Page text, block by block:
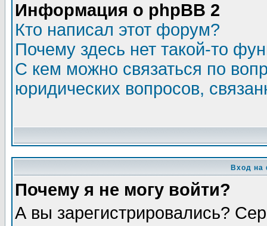
Информация о phpBB 2
Кто написал этот форум?
Почему здесь нет такой-то
С кем можно связаться по
юридических вопросов,
Вход на
Почему я не могу войти?
А вы зарегистрировались?